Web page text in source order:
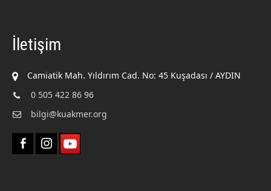
İletişim
Camiatik Mah. Yıldırım Cad. No: 45 Kuşadası / AYDIN
0 505 422 86 96
bilgi@kuakmer.org